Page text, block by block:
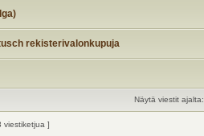
rekisterivalonkupuja
Näytä viestit ajalta:
viestiketjua ]